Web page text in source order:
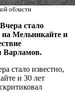
области
стало
на Мельникайте и
Варламов.
стало известно,
и 30 лет